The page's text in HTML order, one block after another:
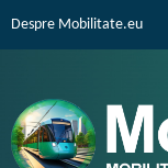
Despre Mobilitate.eu